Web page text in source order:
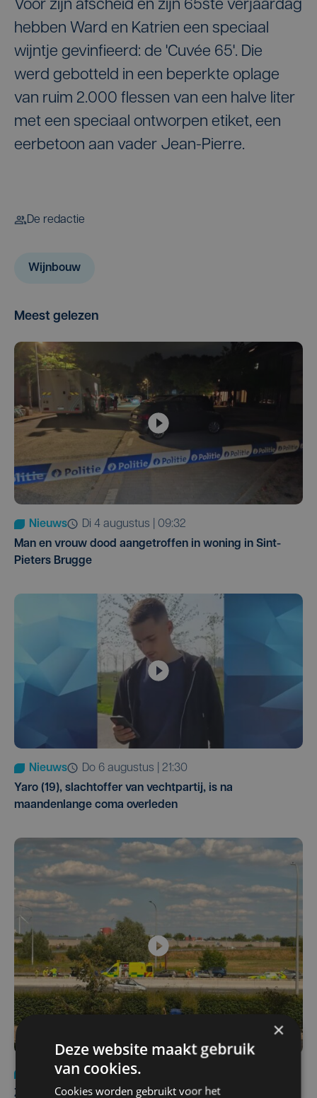
Voor zijn afscheid en zijn 65ste verjaardag
hebben Ward en Katrien een speciaal
wijntje gevinfieerd: de 'Cuvée 65'. Die
werd gebotteld in een beperkte oplage
van ruim 2.000 flessen van een halve liter
met een speciaal ontworpen etiket, een
eerbetoon aan vader Jean-Pierre.
De redactie
Wijnbouw
Meest gelezen
Nieuws
di 4 augustus | 09:32
Man en vrouw dood aangetroffen in woning in Sint-
Pieters Brugge
Nieuws
do 6 augustus | 21:30
Yaro (19), slachtoffer van vechtpartij, is na
maandenlange coma overleden
Nieuws Update
Zwaar ongeval op E403 in Izegem: drie rijstroken
×
Deze website maakt gebruik
van cookies.
Cookies worden gebruikt voor het